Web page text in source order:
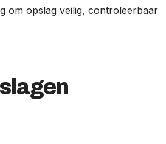
om opslag veilig, controleerbaar